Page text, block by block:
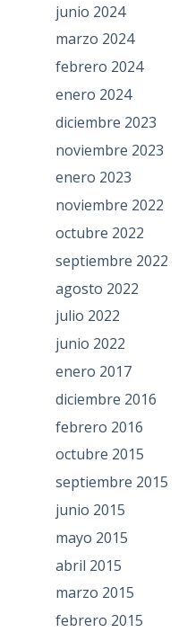
junio 2024
marzo 2024
febrero 2024
enero 2024
diciembre 2023
noviembre 2023
enero 2023
noviembre 2022
octubre 2022
septiembre 2022
agosto 2022
julio 2022
junio 2022
enero 2017
diciembre 2016
febrero 2016
octubre 2015
septiembre 2015
junio 2015
mayo 2015
abril 2015
marzo 2015
febrero 2015